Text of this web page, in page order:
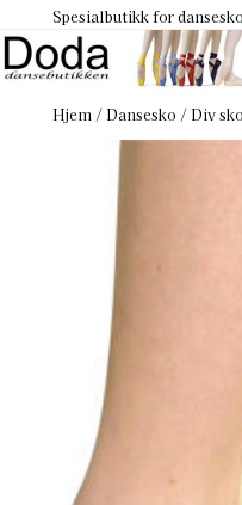
Hopp til innhold
Spesialbutikk for
Hjem /Dansesko /Div sko